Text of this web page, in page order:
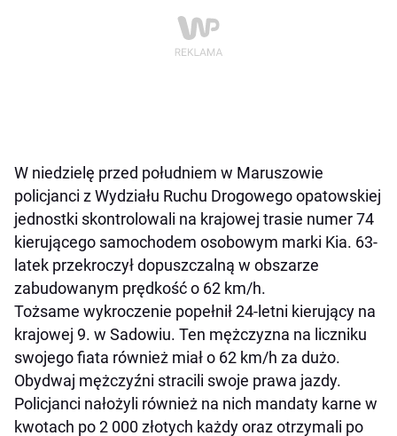
W niedzielę przed południem w Maruszowie
policjanci z Wydziału Ruchu Drogowego opatowskiej
jednostki skontrolowali na krajowej trasie numer 74
kierującego samochodem osobowym marki Kia. 63-
latek przekroczył dopuszczalną w obszarze
zabudowanym prędkość o 62 km/h.
Tożsame wykroczenie popełnił 24-letni kierujący na
krajowej 9. w Sadowiu. Ten mężczyzna na liczniku
swojego fiata również miał o 62 km/h za dużo.
Obydwaj mężczyźni stracili swoje prawa jazdy.
Policjanci nałożyli również na nich mandaty karne w
kwotach po 2 000 złotych każdy oraz otrzymali po